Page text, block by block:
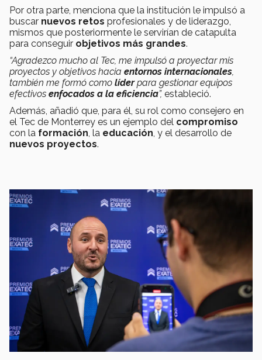
Por otra parte, menciona que la institución le impulsó a
buscar nuevos retos profesionales y de liderazgo,
mismos que posteriormente le servirían de catapulta
para conseguir objetivos más grandes.
“Agradezco mucho al Tec, me impulsó a proyectar mis
proyectos y objetivos hacia entornos internacionales,
también me formó como líderpara gestionar equipos
efectivos enfocados a la eficiencia”, estableció.
Además, añadió que, para él, su rol como consejero en
el Tec de Monterrey es un ejemplo del compromiso
con la formación, la educación, y el desarrollo de
nuevos proyectos.